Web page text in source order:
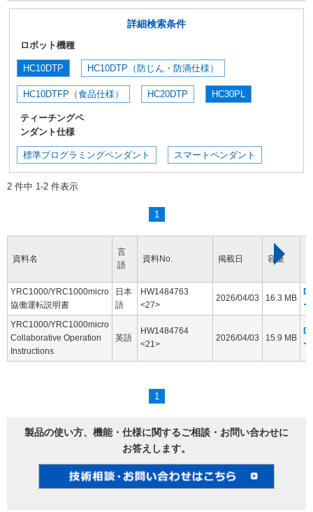
詳細検索条件
ロボット機種
HC10DTP HC10DTP（防じん・防滴仕様）
HC10DTFP（食品仕様） HC20DTP HC30PL
ティーチングペ
ンダント仕様
標準プログラミングペンダント スマートペンダント
2 件中 1-2 件表示
1
資料名
言
語
資料No. 掲載日 容量
YRC1000/YRC1000micro
協働運転説明書
日本
語
HW1484763
<27>
2026/04/03 16.3 MB
YRC1000/YRC1000micro
Collaborative Operation
Instructions
英語
HW1484764
<21>
2026/04/03 15.9 MB
1
製品の使い方、機能・仕様に関するご相談・お問い合わせに
お答えします。